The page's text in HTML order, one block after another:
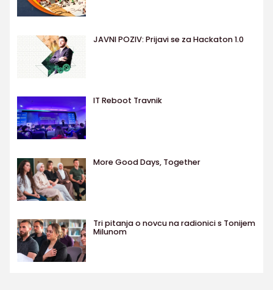
JAVNI POZIV: Prijavi se za Hackaton 1.0
IT Reboot Travnik
More Good Days, Together
Tri pitanja o novcu na radionici s Tonijem
Milunom